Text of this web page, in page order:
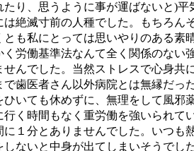
、思うように事が運ばないと)平
滅寸前の人種でした。もちろん
私にとっては思いやりのある素
働基準法なんて全く関係のない
でした。当然ストレスで心身共
医者さん以外病院とは無縁だっ
ても休めずに、無理をして風邪
時間もなく重労働を強いられて
分とありませんでした。いつも
いと中身が出てしまいそうでし